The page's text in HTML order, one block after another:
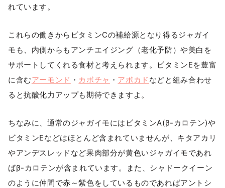
れています。
これらの働きからビタミンCの補給源となり得るジャガイ
モも、内側からもアンチエイジング（老化予防）や美白を
サポートしてくれる食材と考えられます。ビタミンEを豊富
に含むアーモンド ・ カボチャ ・ アボカド などと組み合わせ
ると抗酸化力アップも期待できますよ。
ちなみに、通常のジャガイモにはビタミンA(β-カロテン)や
ビタミンEなどはほとんど含まれていませんが、キタアカリ
やアンデスレッドなど果肉部分が黄色いジャガイモであれ
ばβ-カロテンが含まれています。また、シャドークイーン
のように仲間で赤～紫色をしているものであればアントシ